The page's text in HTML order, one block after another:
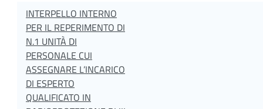
INTERPELLO INTERNO
PER IL REPERIMENTO DI
N.1 UNITÀ DI
PERSONALE CUI
ASSEGNARE L’INCARICO
DI ESPERTO
QUALIFICATO IN